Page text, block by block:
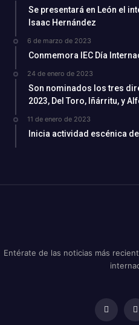
Se presentará en León el
Isaac Hernández
6 de marzo de 2023
Conmemora IEC Día
24 de enero de 2023
Son nominados los tres
2023, Del Toro, Iñárritu, y
11 de enero de 2023
Inicia actividad escénica
Entérate de las noticias más